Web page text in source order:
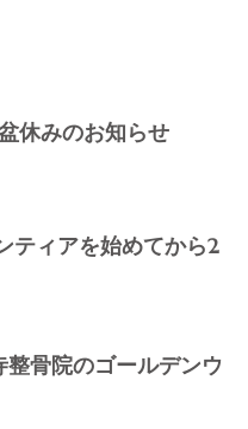
休みのお知らせ
ティアを始めてから2
骨院のゴールデンウ